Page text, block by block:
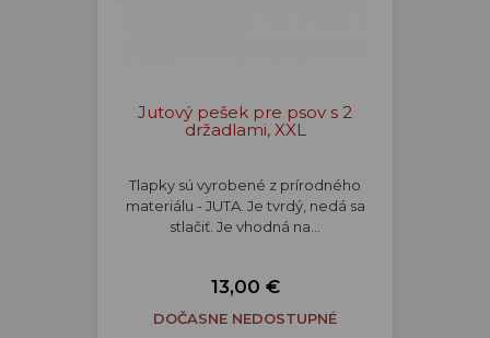
Jutový pešek pre psov s 2
držadlami, XXL
Tlapky sú vyrobené z prírodného
materiálu - JUTA. Je tvrdý, nedá sa
stlačiť. Je vhodná na…
13,00 €
DOČASNE NEDOSTUPNÉ